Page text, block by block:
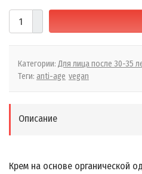
Категории: Для лица после 30-35
Теги: anti-age vegan
Описание
Крем на основе органической